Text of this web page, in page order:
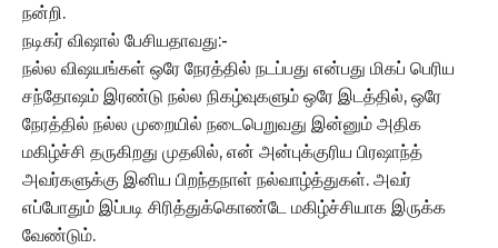
நன்றி.
நடிகர் விஷால் பேசியதாவது:-
நல்ல விஷயங்கள் ஒரே நேரத்தில் நடப்பது என்பது மிகப் பெரிய
சந்தோஷம் இரண்டு நல்ல நிகழ்வுகளும் ஒரே இடத்தில், ஒரே
நேரத்தில் நல்ல முறையில் நடைபெறுவது இன்னும் அதிக
மகிழ்ச்சி தருகிறது முதலில், என் அன்புக்குரிய பிரஷாந்த்
அவர்களுக்கு இனிய பிறந்தநாள் நல்வாழ்த்துகள். அவர்
எப்போதும் இப்படி சிரித்துக்கொண்டே மகிழ்ச்சியாக இருக்க
வேண்டும்.